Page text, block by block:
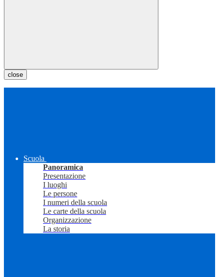
close
Scuola
Panoramica
Presentazione
I luoghi
Le persone
I numeri della scuola
Le carte della scuola
Organizzazione
La storia